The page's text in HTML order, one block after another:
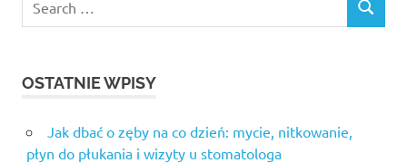
SEARCH
OSTATNIE WPISY
Jak dbać o zęby na co dzień: mycie, nitkowanie,
płyn do płukania i wizyty u stomatologa